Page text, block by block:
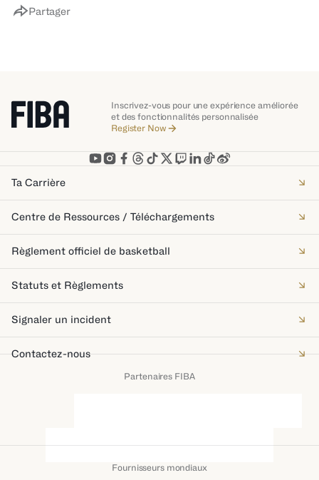
Partager
Inscrivez-vous pour une expérience améliorée
et des fonctionnalités personnalisée
Register Now
Ta Carrière
Centre de Ressources / Téléchargements
Règlement officiel de basketball
Statuts et Règlements
Signaler un incident
Contactez-nous
Partenaires FIBA
Fournisseurs mondiaux